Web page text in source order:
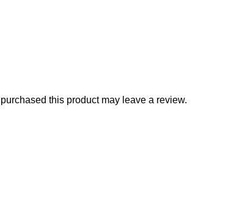
this product may leave a review.